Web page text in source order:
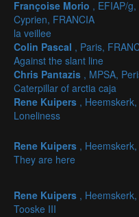
Françoise Morio , EFIAP/
Cyprien, FRANCIA
la veillee
Colin Pascal , Paris,
Against the slant line
Chris Pantazis , MPSA,
Caterpillar of arctia caja
Rene Kuipers ,
Loneliness
Rene Kuipers ,
They are here
Rene Kuipers ,
Tooske III